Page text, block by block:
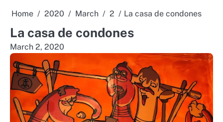
Home 2020 March 2 La casa de condones
La casa de condones
March 2, 2020